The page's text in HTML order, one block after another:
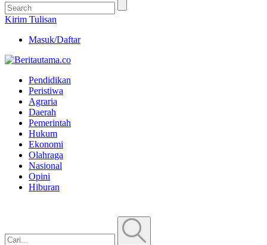
Kirim Tulisan
Masuk/Daftar
Pendidikan
Peristiwa
Agraria
Daerah
Pemerintah
Hukum
Ekonomi
Olahraga
Nasional
Opini
Hiburan